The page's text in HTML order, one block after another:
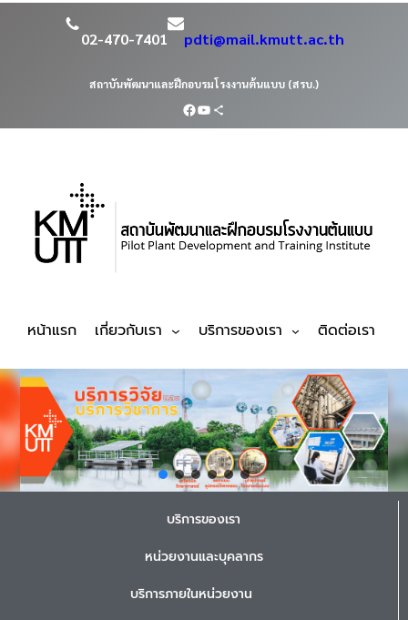
02-470-7401 pdti@mail.kmutt.ac.th
สถาบันพัฒนาและฝึกอบรมโรงงานต้นแบบ (สรบ.)
หน้าแรก เกี่ยวกับเรา บริการของเรา ติดต่อเรา
บริการของเรา
หน่วยงานและบุคลากร
บริการภายในหน่วยงาน